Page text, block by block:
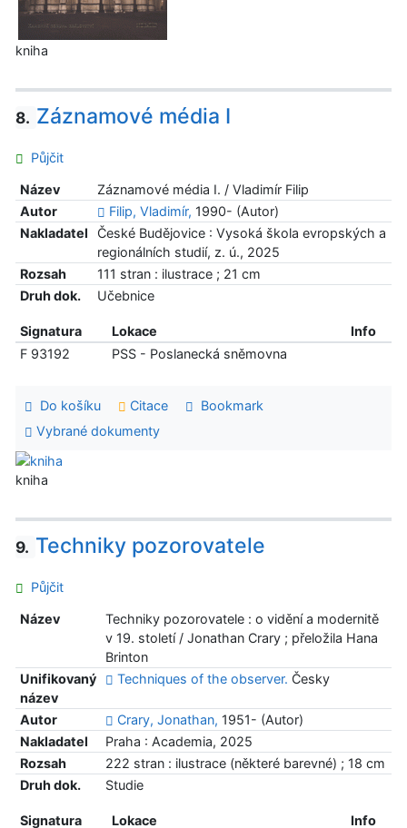
kniha
8. Záznamové média I
Půjčit
Název
Záznamové média I. / Vladimír Filip
Autor
Filip, Vladimír, 1990- (Autor)
Nakladatel
České Budějovice : Vysoká škola evropských a
regionálních studií, z. ú., 2025
Rozsah
111 stran : ilustrace ; 21 cm
Druh dok.
Učebnice
Signatura Lokace
Info
F 93192
PSS - Poslanecká sněmovna
Do košíku Citace
Bookmark
Vybrané dokumenty
kniha
9. Techniky pozorovatele
Půjčit
Název
Techniky pozorovatele : o vidění a modernitě
v 19. století / Jonathan Crary ; přeložila Hana
Brinton
Unifikovaný
název
Techniques of the observer. Česky
Autor Crary, Jonathan, 1951- (Autor)
Nakladatel
Praha : Academia, 2025
Rozsah
222 stran : ilustrace (některé barevné) ; 18 cm
Druh dok.
Studie
Signatura Lokace
Info